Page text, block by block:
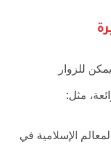
للزوار
مثل:
الإسلامية في